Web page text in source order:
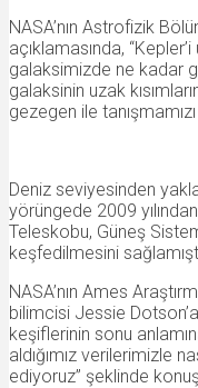
NASA’nın Astrofizik
açıklamasında,
galaksimizde ne kadar
galaksinin uzak
gezegen ile
Deniz seviyesinden
yörüngede 2009
Teleskobu, Güneş
keşfedilmesini
NASA’nın Ames
bilimcisi Jessie
keşiflerinin sonu
aldığımız verilerimizle
ediyoruz” şeklinde